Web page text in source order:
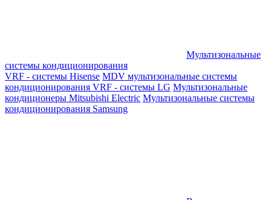
Мультизональные
системы кондиционирования
VRF - системы Hisense MDV мультизональные системы
кондиционирования VRF - системы LG Мультизональные
кондиционеры Mitsubishi Electric Мультизональные системы
кондиционирования Samsung